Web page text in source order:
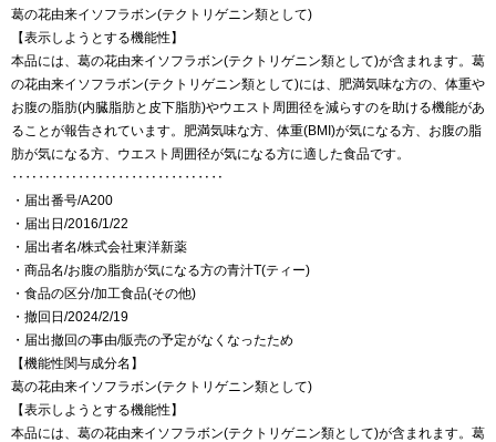
葛の花由来イソフラボン(テクトリゲニン類として)
【表示しようとする機能性】
本品には、葛の花由来イソフラボン(テクトリゲニン類として)が含まれます。葛
の花由来イソフラボン(テクトリゲニン類として)には、肥満気味な方の、体重や
お腹の脂肪(内臓脂肪と皮下脂肪)やウエスト周囲径を減らすのを助ける機能があ
ることが報告されています。肥満気味な方、体重(BMI)が気になる方、お腹の脂
肪が気になる方、ウエスト周囲径が気になる方に適した食品です。
‥‥‥‥‥‥‥‥‥‥‥‥‥‥‥‥
・届出番号/A200
・届出日/2016/1/22
・届出者名/株式会社東洋新薬
・商品名/お腹の脂肪が気になる方の青汁T(ティー)
・食品の区分/加工食品(その他)
・撤回日/2024/2/19
・届出撤回の事由/販売の予定がなくなったため
【機能性関与成分名】
葛の花由来イソフラボン(テクトリゲニン類として)
【表示しようとする機能性】
本品には、葛の花由来イソフラボン(テクトリゲニン類として)が含まれます。葛